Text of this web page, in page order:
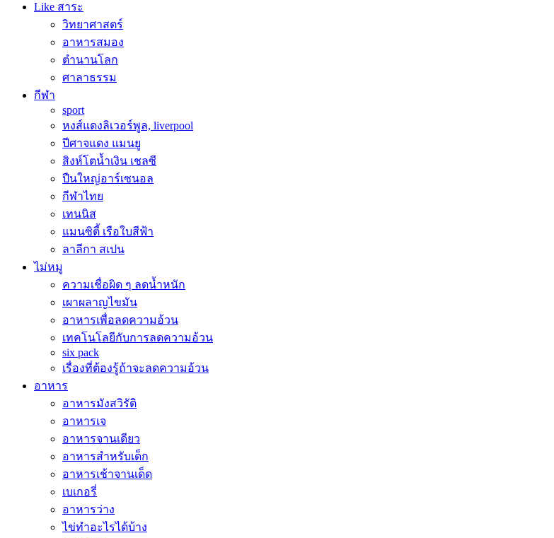
Like สาระ
วิทยาศาสตร์
อาหารสมอง
ตำนานโลก
ศาลาธรรม
กีฬา
sport
หงส์แดงลิเวอร์พูล, liverpool
ปีศาจแดง แมนยู
สิงห์โตน้ำเงิน เชลซี
ปืนใหญ่อาร์เซนอล
กีฬาไทย
เทนนิส
แมนซิตี้ เรือใบสีฟ้า
ลาลีกา สเปน
ไม่หมู
ความเชื่อผิด ๆ ลดน้ำหนัก
เผาผลาญไขมัน
อาหารเพื่อลดความอ้วน
เทคโนโลยีกับการลดความอ้วน
six pack
เรื่องที่ต้องรู้ถ้าจะลดความอ้วน
อาหาร
อาหารมังสวิรัติ
อาหารเจ
อาหารจานเดียว
อาหารสำหรับเด็ก
อาหารเช้าจานเด็ด
เบเกอรี่
อาหารว่าง
ไข่ทำอะไรได้บ้าง